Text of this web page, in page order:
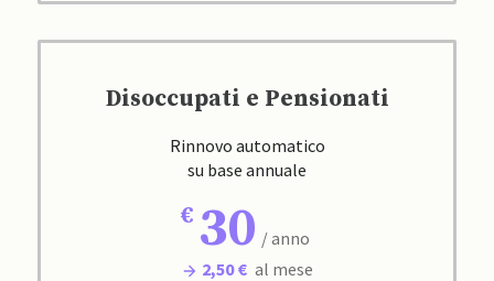
Disoccupati e Pensionati
Rinnovo automatico
su base annuale
30 / anno
2,50 € al mese